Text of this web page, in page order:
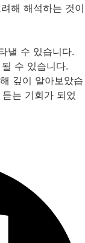
해 해석하는 것이
낼 수 있습니다.
수 있습니다.
깊이 알아보았습
는 기회가 되었